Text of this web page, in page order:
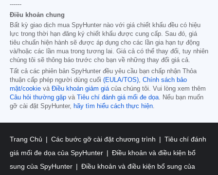
------
Điều khoản chung
Bất kỳ giao dịch mua SpyHunter nào với giá chiết khấu đều có hiệu
lực trong thời hạn đăng ký chiết khấu được cung cấp. Sau đó, giá
tiêu chuẩn hiện hành sẽ được áp dụng cho các lần gia hạn tự động
và/hoặc các lần mua trong tương lai. Giá cả có thể thay đổi, tuy nhiên
chúng tôi sẽ thông báo trước cho bạn về những thay đổi giá cả.
Tất cả các phiên bản SpyHunter đều yêu cầu bạn chấp nhận Thỏa
thuận cấp phép người dùng cuối (EULA/TOS), Chính sách bảo
mật/cookie và Điều khoản giảm giácủa chúng tôi. Vui lòng xem thêm
Câu hỏi thường gặp và Tiêu chí đánh giá mối đe dọa. Nếu bạn muốn
gỡ cài đặt SpyHunter, hãy tìm hiểu cách thực hiện.
Trang Chủ Các bước gỡ cài đặt chương trình
Tiêu chí đánh
giá mối đe dọa của SpyHunter
Điều khoản và điều kiện bổ
sung của SpyHunter
Điều khoản và điều kiện bổ sung của